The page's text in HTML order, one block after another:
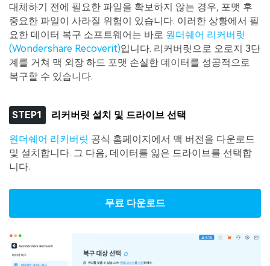
대체하기 전에 필요한 파일을 확보하지 않는 경우, 포맷 후
중요한 파일이 사라질 위험이 있습니다. 이러한 상황에서 필
요한 데이터 복구 소프트웨어는 바로 원더쉐어 리커버릿
(Wondershare Recoverit)입니다. 리커버릿으로 오로지 3단
계를 거쳐 맥 외장 하드 포맷 손실한 데이터를 성공적으로
복구할 수 있습니다.
STEP1 리커버릿 설치 및 드라이브 선택
원더쉐어 리커버릿 공식 홈페이지에서 맥 버전을 다운로드
및 설치합니다. 그 다음, 데이터를 잃은 드라이브를 선택합
니다.
무료 다운로드